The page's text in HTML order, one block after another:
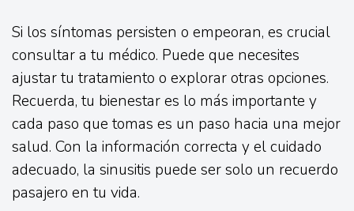
Si los síntomas persisten o empeoran, es crucial
consultar a tu médico. Puede que necesites
ajustar tu tratamiento o explorar otras opciones.
Recuerda, tu bienestar es lo más importante y
cada paso que tomas es un paso hacia una mejor
salud. Con la información correcta y el cuidado
adecuado, la sinusitis puede ser solo un recuerdo
pasajero en tu vida.